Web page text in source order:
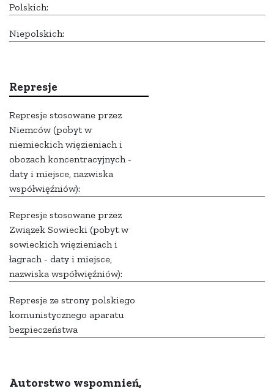
Polskich:
Niepolskich:
Represje
Represje stosowane przez
Niemców (pobyt w
niemieckich więzieniach i
obozach koncentracyjnych -
daty i miejsce, nazwiska
współwięźniów):
Represje stosowane przez
Związek Sowiecki (pobyt w
sowieckich więzieniach i
łagrach - daty i miejsce,
nazwiska współwięźniów):
Represje ze strony polskiego
komunistycznego aparatu
bezpieczeństwa
Autorstwo wspomnień,